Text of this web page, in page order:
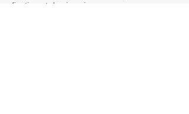
fixation et de visserie ;